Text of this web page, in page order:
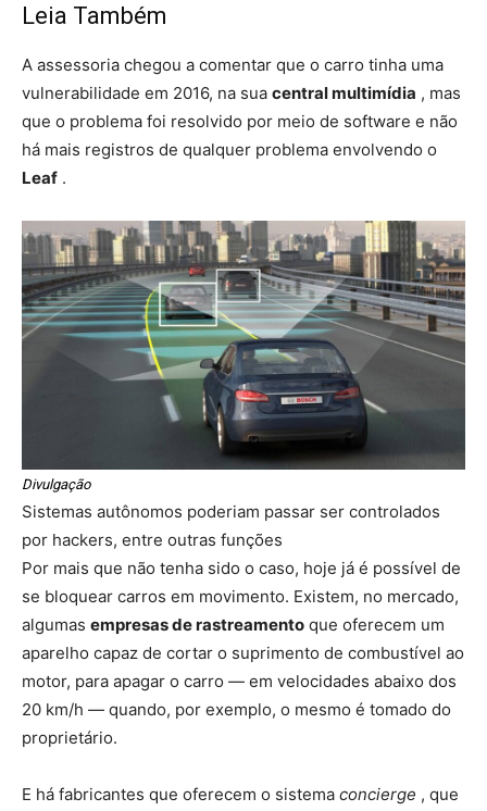
Leia Também
A assessoria chegou a comentar que o carro tinha uma
vulnerabilidade em 2016, na sua central multimídia , mas
que o problema foi resolvido por meio de software e não
há mais registros de qualquer problema envolvendo o
Leaf .
Divulgação
Sistemas autônomos poderiam passar ser controlados
por hackers, entre outras funções
Por mais que não tenha sido o caso, hoje já é possível de
se bloquear carros em movimento. Existem, no mercado,
algumas empresas de rastreamento que oferecem um
aparelho capaz de cortar o suprimento de combustível ao
motor, para apagar o carro — em velocidades abaixo dos
20 km/h — quando, por exemplo, o mesmo é tomado do
proprietário.
E há fabricantes que oferecem o sistema concierge , que